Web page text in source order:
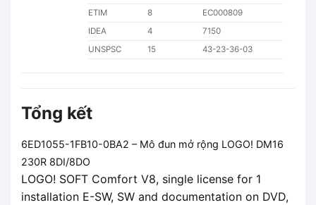
ETIM
8
EC000809
IDEA
4
7150
UNSPSC
15 43-23-36-03
Tổng kết
6ED1055-1FB10-0BA2 – Mô đun mở rộng LOGO! DM16
230R 8DI/8DO
LOGO! SOFT Comfort V8, single license for 1
installation E-SW, SW and documentation on DVD,